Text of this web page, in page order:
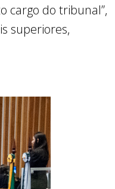
cargo do tribunal”,
superiores,